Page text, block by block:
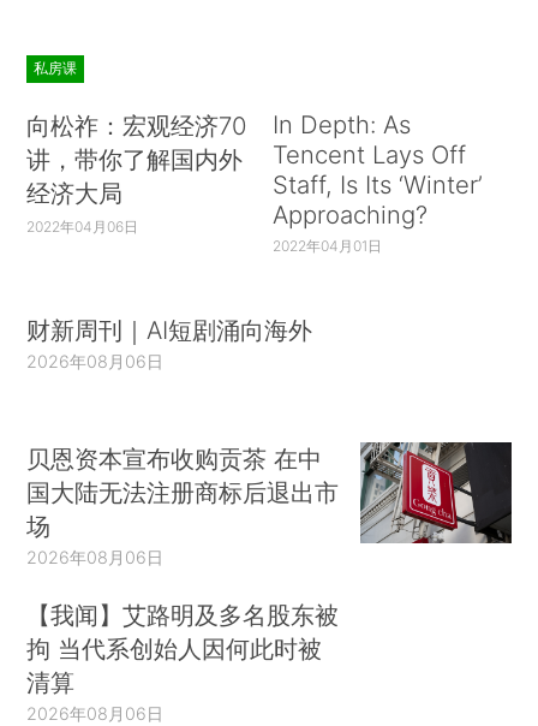
私房课
向松祚：宏观经济70
讲，带你了解国内外
经济大局
2022年04月06日
In Depth: As
Tencent Lays Off
Staff, Is Its ‘Winter’
Approaching?
2022年04月01日
财新周刊｜AI短剧涌向海外
2026年08月06日
贝恩资本宣布收购贡茶 在中
国大陆无法注册商标后退出市
场
2026年08月06日
【我闻】艾路明及多名股东被
拘 当代系创始人因何此时被
清算
2026年08月06日